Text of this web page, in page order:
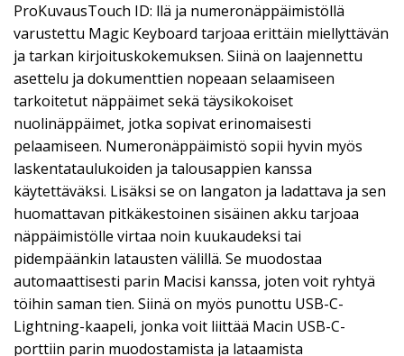
ProKuvausTouch ID: llä ja numeronäppäimistöllä
varustettu Magic Keyboard tarjoaa erittäin miellyttävän
ja tarkan kirjoituskokemuksen. Siinä on laajennettu
asettelu ja dokumenttien nopeaan selaamiseen
tarkoitetut näppäimet sekä täysikokoiset
nuolinäppäimet, jotka sopivat erinomaisesti
pelaamiseen. Numeronäppäimistö sopii hyvin myös
laskentataulukoiden ja talousappien kanssa
käytettäväksi. Lisäksi se on langaton ja ladattava ja sen
huomattavan pitkäkestoinen sisäinen akku tarjoaa
näppäimistölle virtaa noin kuukaudeksi tai
pidempäänkin latausten välillä. Se muodostaa
automaattisesti parin Macisi kanssa, joten voit ryhtyä
töihin saman tien. Siinä on myös punottu USB-C-
Lightning-kaapeli, jonka voit liittää Macin USB-C-
porttiin parin muodostamista ja lataamista